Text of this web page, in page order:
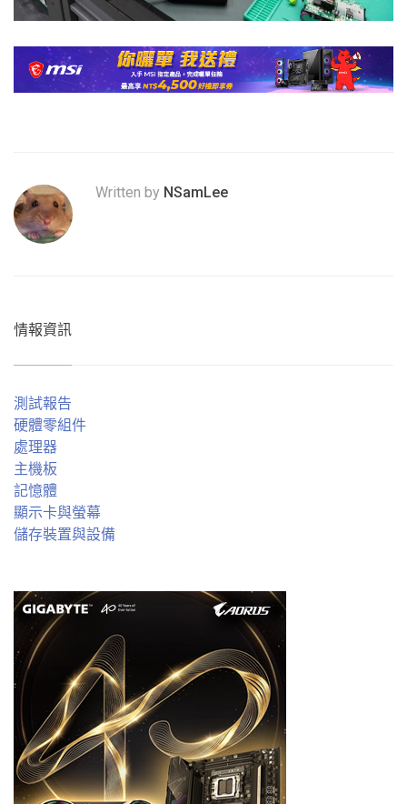
Written by NSamLee
情報資訊
測試報告
硬體零組件
處理器
主機板
記憶體
顯示卡與螢幕
儲存裝置與設備